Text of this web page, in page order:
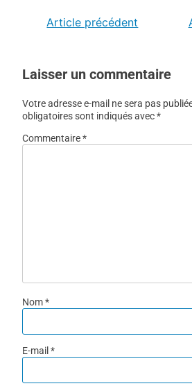
Article précédent
Laisser un commentaire
Votre adresse e-mail ne sera pas
obligatoires sont indiqués avec*
Commentaire*
Nom*
E-mail*